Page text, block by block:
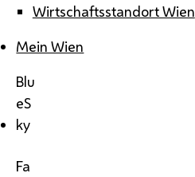
Wirtschaftsstandort Wien
Mein Wien
Blu
eS
ky
Fa